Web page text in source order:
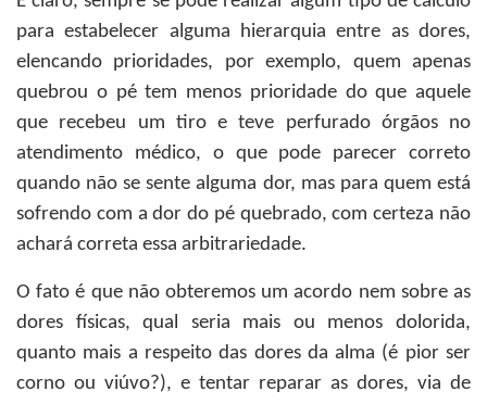
para estabelecer alguma hierarquia entre as dores,
elencando prioridades, por exemplo, quem apenas
quebrou o pé tem menos prioridade do que aquele
que recebeu um tiro e teve perfurado órgãos no
atendimento médico, o que pode parecer correto
quando não se sente alguma dor, mas para quem está
sofrendo com a dor do pé quebrado, com certeza não
achará correta essa arbitrariedade.
O fato é que não obteremos um acordo nem sobre as
dores físicas, qual seria mais ou menos dolorida,
quanto mais a respeito das dores da alma (é pior ser
corno ou viúvo?), e tentar reparar as dores, via de